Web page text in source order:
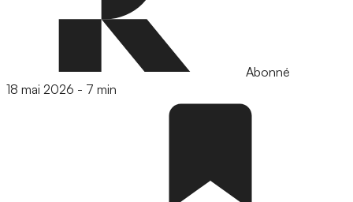
Abonné
18 mai 2026 - 7 min